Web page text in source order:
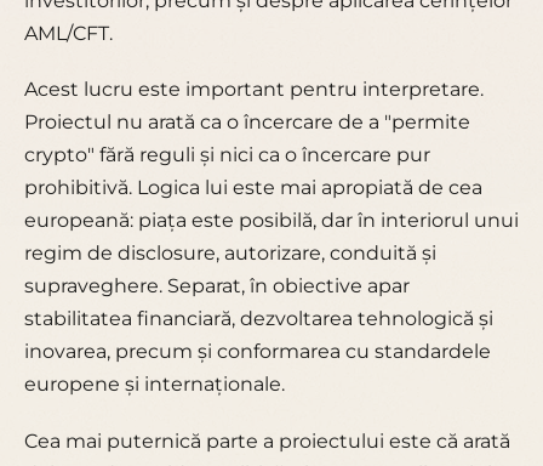
AML/CFT.
Acest lucru este important pentru interpretare.
Proiectul nu arată ca o încercare de a "permite
crypto" fără reguli și nici ca o încercare pur
prohibitivă. Logica lui este mai apropiată de cea
europeană: piața este posibilă, dar în interiorul unui
regim de disclosure, autorizare, conduită și
supraveghere. Separat, în obiective apar
stabilitatea financiară, dezvoltarea tehnologică și
inovarea, precum și conformarea cu standardele
europene și internaționale.
Cea mai puternică parte a proiectului este că arată